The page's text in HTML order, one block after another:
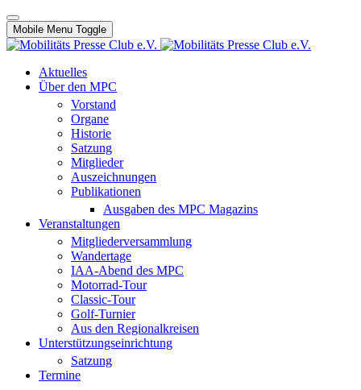
Mobile Menu Toggle
Aktuelles
Über den MPC
Vorstand
Organe
Historie
Satzung
Mitglieder
Auszeichnungen
Publikationen
Ausgaben des MPC Magazins
Veranstaltungen
Mitgliederversammlung
Wandertage
IAA-Abend des MPC
Motorrad-Tour
Classic-Tour
Golf-Turnier
Aus den Regionalkreisen
Unterstützungseinrichtung
Satzung
Termine